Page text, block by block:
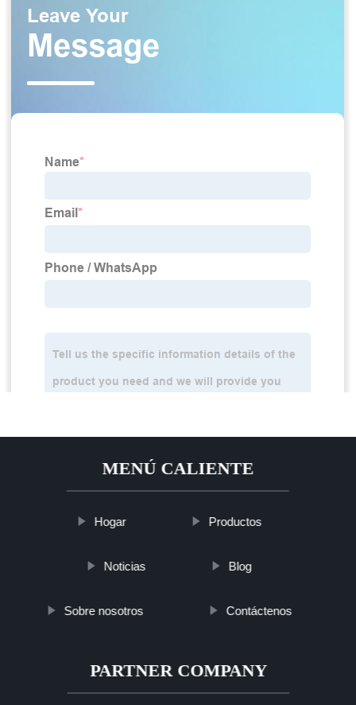
MENÚ CALIENTE
Hogar Productos
Noticias Blog
Sobre nosotros Contáctenos
PARTNER COMPANY